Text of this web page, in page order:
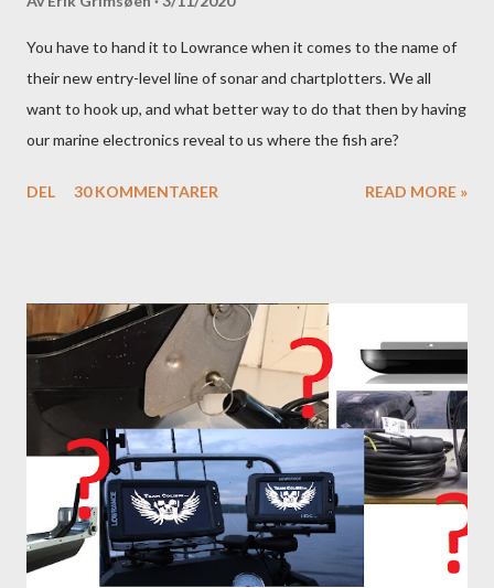
You have to hand it to Lowrance when it comes to the name of
their new entry-level line of sonar and chartplotters. We all
want to hook up, and what better way to do that then by having
our marine electronics reveal to us where the fish are?
DEL 30 KOMMENTARER READ MORE »